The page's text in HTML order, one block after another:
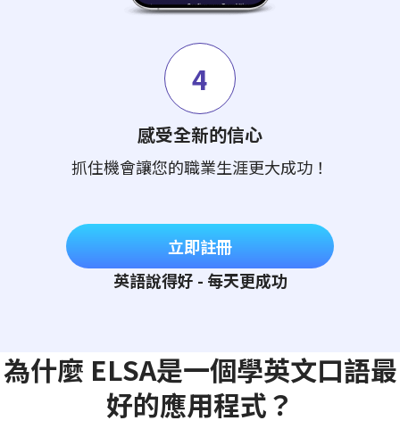
4
感受全新的信心
抓住機會讓您的職業生涯更大成功！
立即註冊
英語說得好 - 每天更成功
為什麼 ELSA是一個學英文口語最
好的應用程式？